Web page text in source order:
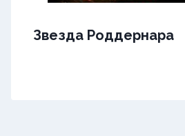
Звезда Роддернара